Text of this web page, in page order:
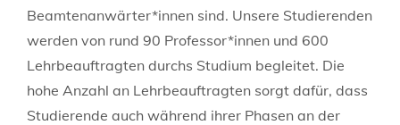
Beamtenanwärter*innen sind. Unsere Studierenden
werden von rund 90 Professor*innen und 600
Lehrbeauftragten durchs Studium begleitet. Die
hohe Anzahl an Lehrbeauftragten sorgt dafür, dass
Studierende auch während ihrer Phasen an der